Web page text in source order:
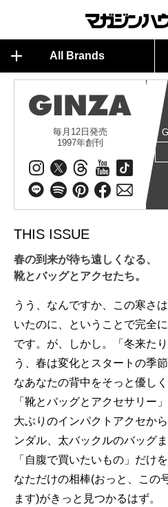
All Brands
毎月12日発売
1997年創刊
THIS ISSUE
春の到来が待ち遠しくなる、
靴とバッグとアクセたち。
うう、なんですか、この寒さ
いたのに、ということで完全
です。が、しかし。「冬来た
う、春は変化とスタートの季
なあなたの背中をそっと優し
「靴とバッグとアクセサリー
大ぶりのインパクトアクセか
ンダル、太バックルのバッグ
「自腹で買いたいもの」だけ
なただけの相棒(おっと、この
ます)がきっと見つかるはず。